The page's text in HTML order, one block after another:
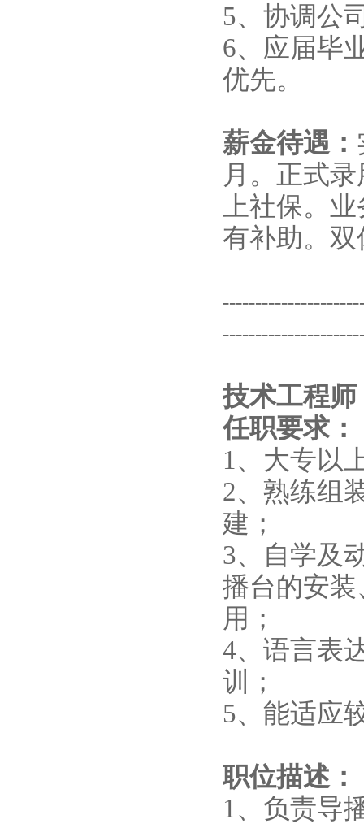
5、协调公
6、应届毕
优先。
薪金待遇：
月。正式
上社保。
有补助。
技术工程师
任职要求：
1、大专以
2、熟练组
建；
3、自学及
播台的安
用；
4、语言表
训；
5、能适应
职位描述：
1、负责导